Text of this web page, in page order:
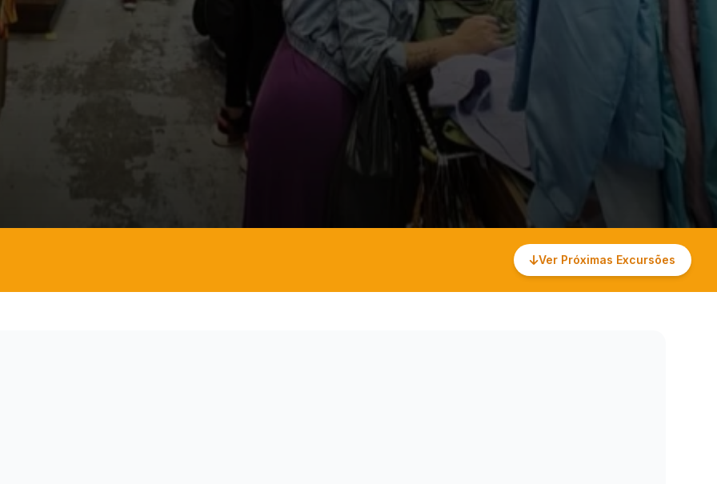
Ver Próximas Excursões